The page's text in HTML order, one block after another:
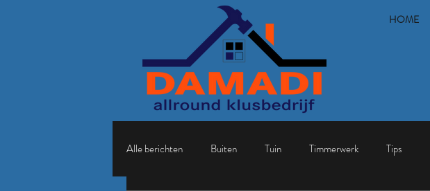
HOME
Alle berichten Buiten Tuin Timmerwerk Tips